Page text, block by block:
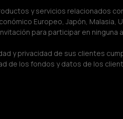
y servicios relacionados
Europeo, Japón,
para participar en
y privacidad de sus clientes
de los fondos y datos de los